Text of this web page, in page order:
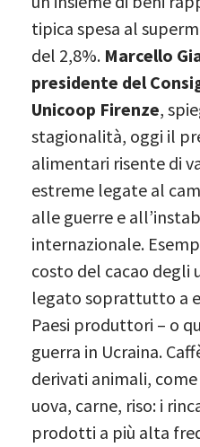
tipica spesa al
del 2,8%. Marcello
presidente del
Unicoop Firenze,
stagionalità, oggi il
alimentari risente di
estreme legate al
alle guerre e
internazionale.
costo del cacao degli
legato soprattutto a
Paesi produttori – o
guerra in Ucraina.
derivati animali,
uova, carne, riso: i
prodotti a più alta